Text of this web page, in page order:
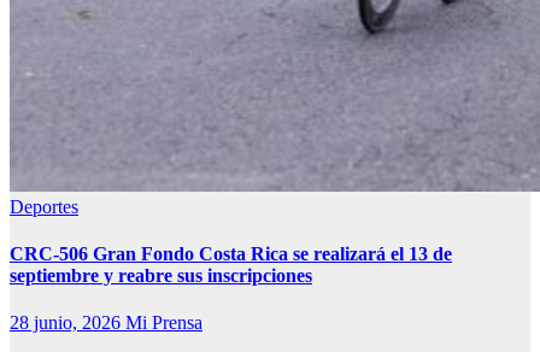
Deportes
CRC-506 Gran Fondo Costa Rica se realizará el 13 de
septiembre y reabre sus inscripciones
28 junio, 2026 Mi Prensa